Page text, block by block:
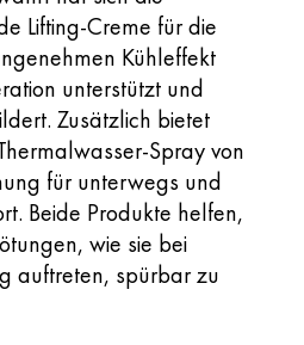
Lifting-Creme für die
Kühleffekt
unterstützt und
Zusätzlich bietet
Spray von
für unterwegs und
Beide Produkte helfen,
wie sie bei
auftreten, spürbar zu